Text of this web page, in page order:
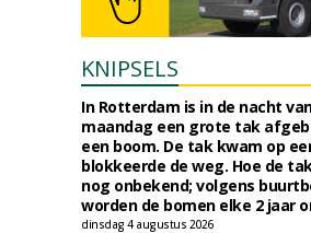
KNIPSELS
In Rotterdam is in de nacht
maandag een grote tak
een boom. De tak kwam op
blokkeerde de weg. Hoe de
nog onbekend; volgens
worden de bomen elke 2 jaar
dinsdag 4 augustus 2026